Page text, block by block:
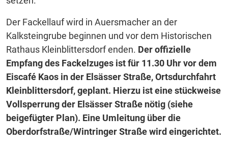
Der Fackellauf wird in Auersmacher an der
Kalksteingrube beginnen und vor dem Historischen
Rathaus Kleinblittersdorf enden. Der offizielle
Empfang des Fackelzuges ist für 11.30 Uhr vor dem
Eiscafé Kaos in der Elsässer Straße, Ortsdurchfahrt
Kleinblittersdorf, geplant. Hierzu ist eine stückweise
Vollsperrung der Elsässer Straße nötig (siehe
beigefügter Plan). Eine Umleitung über die
Oberdorfstraße/Wintringer Straße wird eingerichtet.